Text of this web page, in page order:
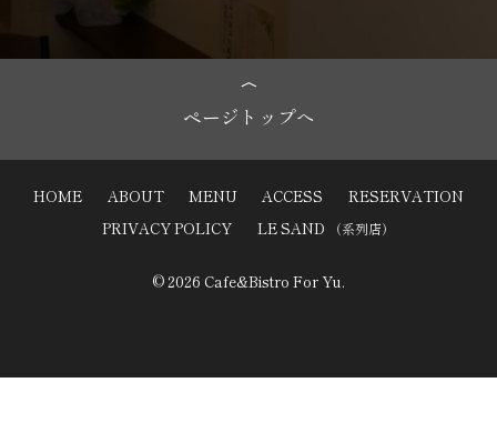
ページトップへ
HOME ABOUT MENU ACCESS
RESERVATION
PRIVACY POLICY
LE SAND （系列店）
© 2026 Cafe&Bistro For Yu.